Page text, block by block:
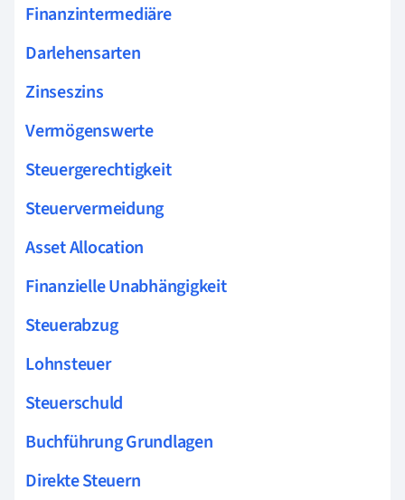
Finanzintermediäre
Darlehensarten
Zinseszins
Vermögenswerte
Steuergerechtigkeit
Steuervermeidung
Asset Allocation
Finanzielle Unabhängigkeit
Steuerabzug
Lohnsteuer
Steuerschuld
Buchführung Grundlagen
Direkte Steuern